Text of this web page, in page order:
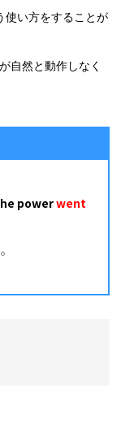
使い方をすることが
自然と動作しなく
powerwent